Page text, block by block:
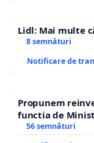
Lidl: Mai multe
8 semnături
Notificare de
Propunem
functia de
56 semnături